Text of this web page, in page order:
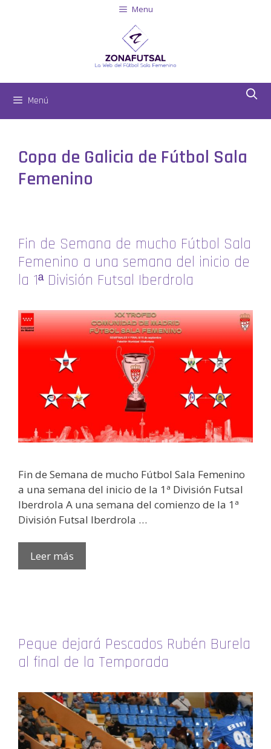
Menu
Menú
Copa de Galicia de Fútbol Sala
Femenino
Fin de Semana de mucho Fútbol Sala
Femenino a una semana del inicio de
la 1ª División Futsal Iberdrola
Fin de Semana de mucho Fútbol Sala Femenino
a una semana del inicio de la 1ª División Futsal
Iberdrola A una semana del comienzo de la 1ª
División Futsal Iberdrola …
Leer más
Peque dejará Pescados Rubén Burela
al final de la Temporada